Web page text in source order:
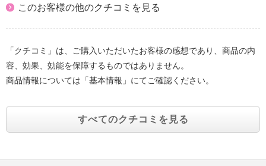
このお客様の他のクチコミを見る
「クチコミ」は、ご購入いただいたお客様の感想であり、商品の内
容、効果、効能を保障するものではありません。
商品情報については「基本情報」にてご確認ください。
すべてのクチコミを見る